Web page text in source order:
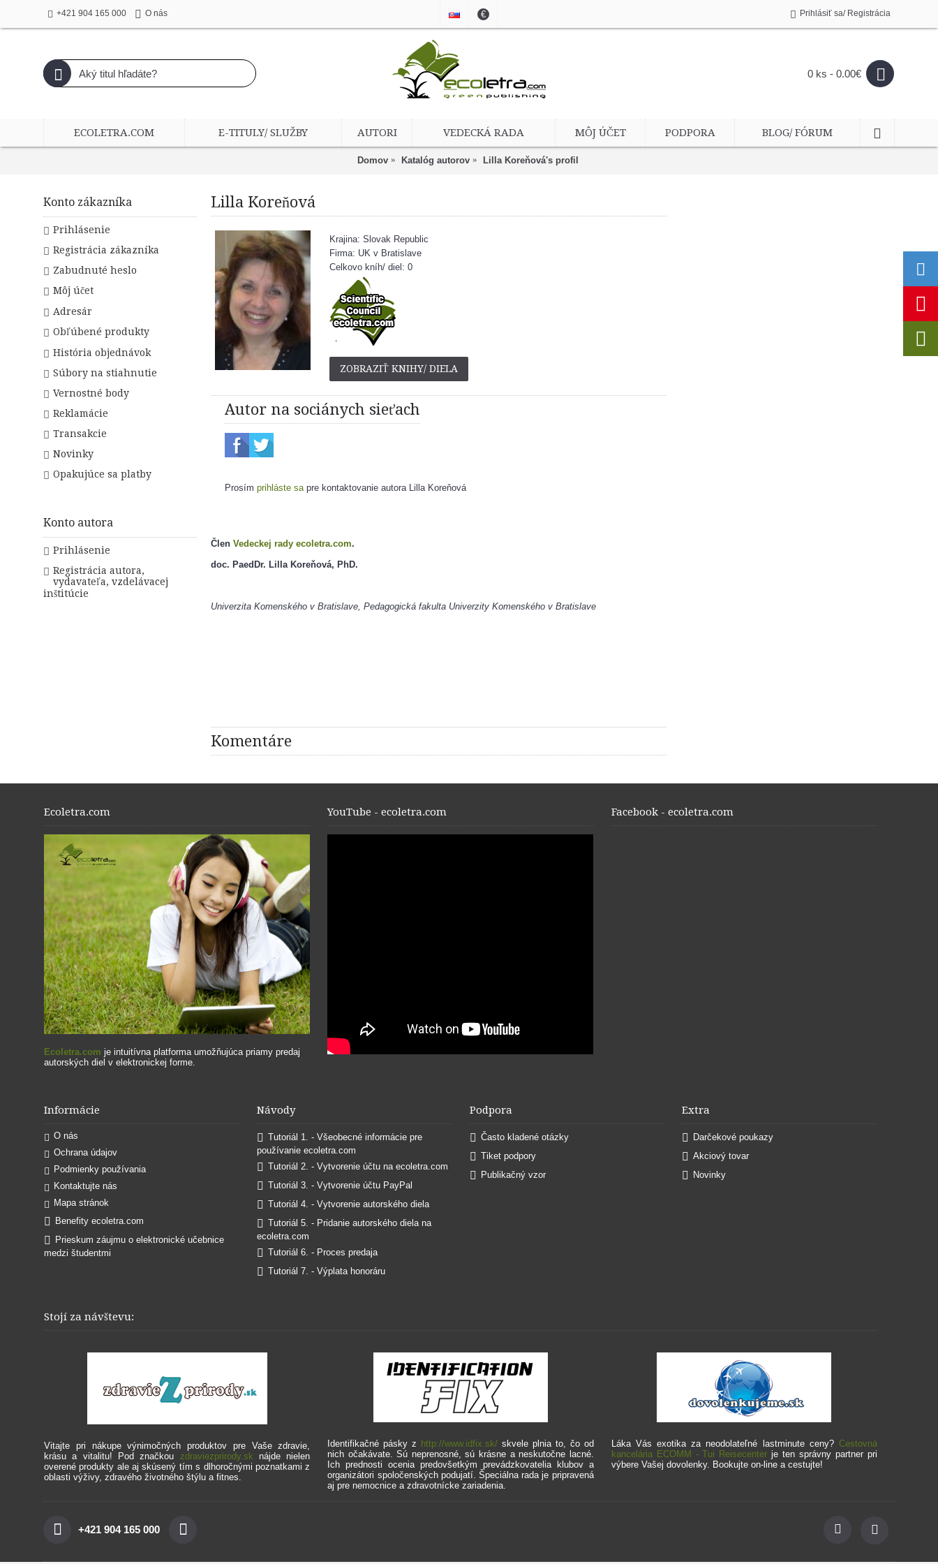
+421 904 165 000 O nás € Prihlásiť sa/ Registrácia
0 ks - 0.00€
ECOLETRA.COM E-TITULY/ SLUŽBY AUTORI VEDECKÁ RADA MÔJ ÚČET PODPORA BLOG/ FÓRUM
Domov Katalóg autorov Lilla Koreňová's profil
Konto zákazníka
Prihlásenie
Registrácia zákazníka
Zabudnuté heslo
Môj účet
Adresár
Obľúbené produkty
História objednávok
Súbory na stiahnutie
Vernostné body
Reklamácie
Transakcie
Novinky
Opakujúce sa platby
Konto autora
Prihlásenie
Registrácia autora,
vydavateľa, vzdelávacej
inštitúcie
Lilla Koreňová
Krajina: Slovak Republic
Firma: UK v Bratislave
Celkovo kníh/ diel: 0
ZOBRAZIŤ KNIHY/ DIELA
Autor na sociánych sieťach
Prosím prihláste sapre kontaktovanie autora Lilla Koreňová
Člen Vedeckej rady ecoletra.com.
doc. PaedDr. Lilla Koreňová, PhD.
Univerzita Komenského v Bratislave, Pedagogická fakulta Univerzity Komenského v Bratislave
Komentáre
Ecoletra.com
Ecoletra.com je intuitívna platforma umožňujúca priamy predaj
autorských diel v elektronickej forme.
YouTube - ecoletra.com Facebook - ecoletra.com
Informácie
O nás
Ochrana údajov
Podmienky používania
Kontaktujte nás
Mapa stránok
Benefity ecoletra.com
Prieskum záujmu o elektronické učebnice
medzi študentmi
Návody
Tutoriál 1. - Všeobecné informácie pre
používanie ecoletra.com
Tutoriál 2. - Vytvorenie účtu na ecoletra.com
Tutoriál 3. - Vytvorenie účtu PayPal
Tutoriál 4. - Vytvorenie autorského diela
Tutoriál 5. - Pridanie autorského diela na
ecoletra.com
Tutoriál 6. - Proces predaja
Tutoriál 7. - Výplata honoráru
Podpora
Často kladené otázky
Tiket podpory
Publikačný vzor
Extra
Darčekové poukazy
Akciový tovar
Novinky
Stojí za návštevu:
Vitajte pri nákupe výnimočných produktov pre Vaše zdravie,
krásu a vitalitu!
Pod značkou zdraviezprirody.sk nájde nielen
overené produkty ale aj skúsený tím s dlhoročnými poznatkami z
oblasti výživy, zdravého životného štýlu a fitnes.
Identifikačné pásky z http://www.idfix.sk/ skvele plnia to, čo od
nich očakávate. Sú neprenosné, sú krásne a neskutočne lacné.
Ich prednosti ocenia predovšetkým prevádzkovatelia klubov a
organizátori spoločenských podujatí. Špeciálna rada je pripravená
aj pre nemocnice a zdravotnícke zariadenia.
Láka Vás exotika za neodolateľné lastminute ceny? Cestovná
kancelária ECOMM - Tui Reisecenter je ten správny partner pri
výbere Vašej dovolenky. Bookujte on-line a cestujte!
+421 904 165 000